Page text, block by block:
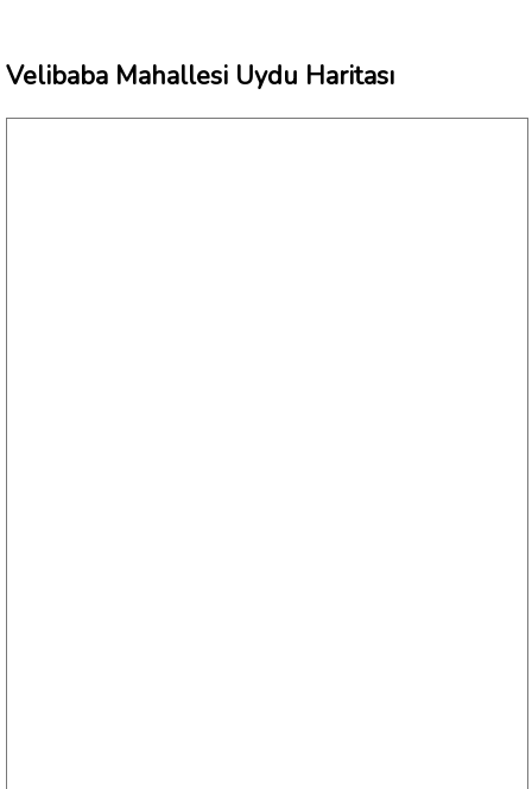
Velibaba Mahallesi Uydu Haritası